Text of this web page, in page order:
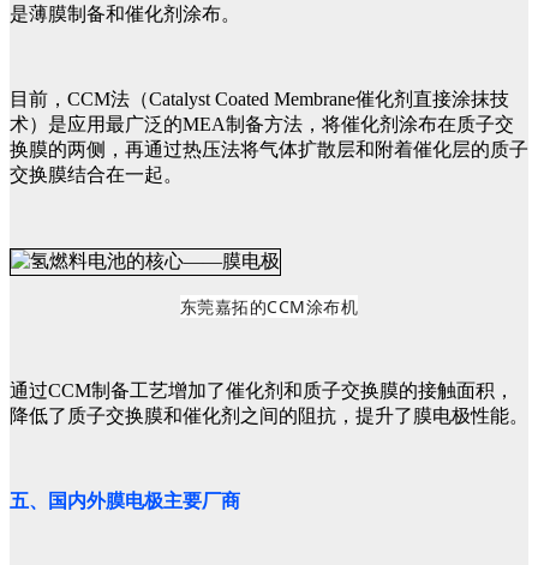
是薄膜制备和催化剂涂布。
目前，CCM法（Catalyst Coated Membrane催化剂直接涂抹技
术）是应用最广泛的MEA制备方法，将催化剂涂布在质子交
换膜的两侧，再通过热压法将气体扩散层和附着催化层的质子
交换膜结合在一起。
东莞嘉拓的CCM涂布机
通过CCM制备工艺增加了催化剂和质子交换膜的接触面积，
降低了质子交换膜和催化剂之间的阻抗，提升了膜电极性能。
五、国内外膜电极主要厂商